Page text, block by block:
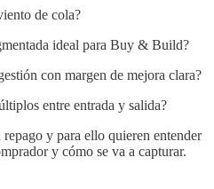
de cola?
ideal para Buy & Build?
con margen de mejora clara?
entre entrada y salida?
y para ello quieren entender
y cómo se va a capturar.